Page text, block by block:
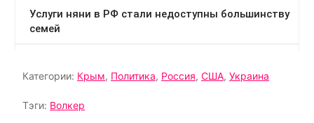
Категории: Крым, Политика, Россия, США, Украина
Тэги: Волкер